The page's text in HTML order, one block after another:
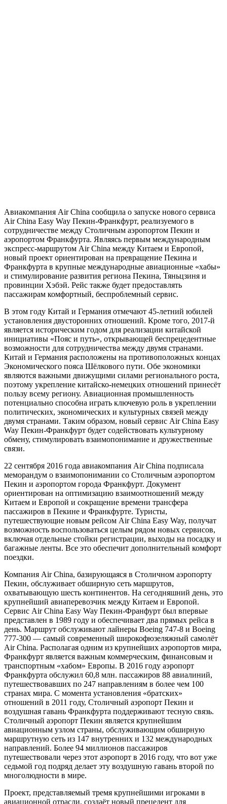
Авиакомпания Air China сообщила о запуске нового сервиса
Air China Easy Way Пекин-Франкфурт, реализуемого в
сотрудничестве между Столичным аэропортом Пекин и
аэропортом Франкфурта. Являясь первым международным
экспресс-маршрутом Air China между Китаем и Европой,
новый проект ориентирован на превращение Пекина и
Франкфурта в крупные международные авиационные «хабы»
и стимулирование развития региона Пекина, Тяньцзиня и
провинции Хэбэй. Рейс также будет предоставлять
пассажирам комфортный, беспроблемный сервис.
В этом году Китай и Германия отмечают 45-летний юбилей
установления двусторонних отношений. Кроме того, 2017-й
является историческим годом для реализации китайской
инициативы «Пояс и путь», открывающей беспрецедентные
возможности для сотрудничества между двумя странами.
Китай и Германия расположены на противоположных концах
Экономического пояса Шёлкового пути. Обе экономики
являются важными движущими силами регионального роста,
поэтому укрепление китайско-немецких отношений принесёт
пользу всему региону. Авиационная промышленность
потенциально способна играть ключевую роль в укреплении
политических, экономических и культурных связей между
двумя странами. Таким образом, новый сервис Air China Easy
Way Пекин-Франкфурт будет содействовать культурному
обмену, стимулировать взаимопонимание и дружественные
связи.
22 сентября 2016 года авиакомпания Air China подписала
меморандум о взаимопонимании со Столичным аэропортом
Пекин и аэропортом города Франкфурт. Документ
ориентирован на оптимизацию взаимоотношений между
Китаем и Европой и сокращение времени трансфера
пассажиров в Пекине и Франкфурте. Туристы,
путешествующие новым рейсом Air China Easy Way, получат
возможность воспользоваться целым рядом новых сервисов,
включая отдельные стойки регистрации, выходы на посадку и
багажные ленты. Все это обеспечит дополнительный комфорт
поездки.
Компания Air China, базирующаяся в Столичном аэропорту
Пекин, обслуживает обширную сеть маршрутов,
охватывающую шесть континентов. На сегодняшний день, это
крупнейший авиаперевозчик между Китаем и Европой.
Сервис Air China Easy Way Пекин-Франфурт был впервые
представлен в 1989 году и обеспечивает два прямых рейса в
день. Маршрут обслуживают лайнеры Boeing 747-8 и Boeing
777-300 — самый современный широкофюзеляжный самолёт
Air China. Располагая одним из крупнейших аэропортов мира,
Франкфурт является важным коммерческим, финансовым и
транспортным «хабом» Европы. В 2016 году аэропорт
Франкфурта обслужил 60,8 млн. пассажиров 88 авиалиний,
путешествовавших по 247 направлениям в более чем 100
странах мира. С момента установления «братских»
отношений в 2011 году, Столичный аэропорт Пекин и
воздушная гавань Франкфурта поддерживают тесную связь.
Столичный аэропорт Пекин является крупнейшим
авиационным узлом страны, обслуживающим обширную
маршрутную сеть из 147 внутренних и 132 международных
направлений. Более 94 миллионов пассажиров
путешествовали через этот аэропорт в 2016 году, что вот уже
седьмой год подряд делает эту воздушную гавань второй по
многолюдности в мире.
Проект, представляемый тремя крупнейшими игроками в
авиационной отрасли, создаёт новый прецедент для